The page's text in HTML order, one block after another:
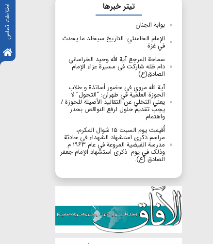
اطلاعات تماس تیتر خبرها
بوابة الجنان
الإمام الخامنئي: التاريخ سيخلد ما يحدث
في غزة
سماحة المرجع آیة الله وحید الخراسانیِ
دام ظله شارکت فی مسیرة عزاء الإمام
الصادق(ع)
آية الله مروي في حضور أساتذة و طلاب
الحوزة العلمية في طهران: “التحول” لا
يعني التخلي عن التقاليد الأصيلة للحوزة /
يجب تقديم حلول لرفع النواقص بحذر
واهتمام
أُقيمت يوم السبت ۱۵ شوال المکرم،
مراسم ذكرى استشهاد الشهداء في حادثة
مدرسة الفيضية المروعة في عام ۱۹۶۳ م
وذلک في یوم ذكرى استشهاد الإمام جعفر
الصادق (ع).